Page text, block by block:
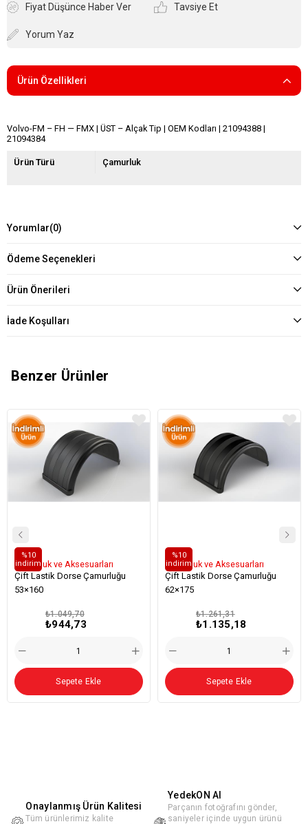
Fiyat Düşünce Haber Ver Tavsiye Et
Yorum Yaz
Ürün Özellikleri
Volvo-FM – FH — FMX | ÜST – Alçak Tip | OEM Kodları | 21094388 |
21094384
Ürün Türü Çamurluk
Yorumlar(0)
Ödeme Seçenekleri
Ürün Önerileri
İade Koşulları
Benzer Ürünler
Çamurluk ve Aksesuarları
Çift Lastik Dorse Çamurluğu
53×160
₺944,73
₺1.049,70
%10
i̇ndirim
Sepete Ekle
Çamurluk ve Aksesuarları
Çift Lastik Dorse Çamurluğu
62×175
₺1.135,18
₺1.261,31
%10
i̇ndirim
Sepete Ekle
Onaylanmış Ürün Kalitesi
Tüm ürünlerimiz kalite
YedekON AI
Parçanın fotoğrafını gönder,
saniyeler içinde uygun ürünü